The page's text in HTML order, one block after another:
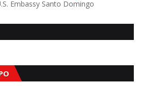
Embassy Santo Domingo